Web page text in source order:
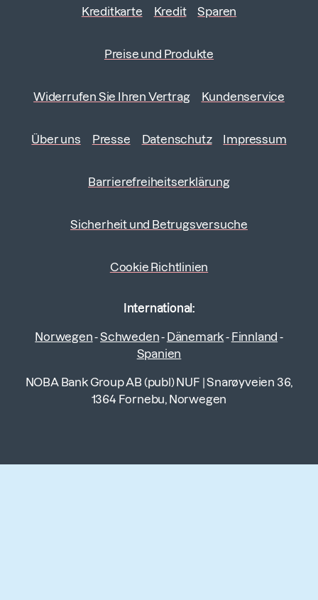
Kreditkarte Kredit Sparen
Preise und Produkte
Widerrufen Sie Ihren Vertrag Kundenservice
Über uns Presse Datenschutz Impressum
Barrierefreiheitserklärung
Sicherheit und Betrugsversuche
Cookie Richtlinien
International:
Norwegen-Schweden- Dänemark- Finnland -
Spanien
NOBA Bank Group AB (publ) NUF |Snarøyveien 36,
1364 Fornebu, Norwegen